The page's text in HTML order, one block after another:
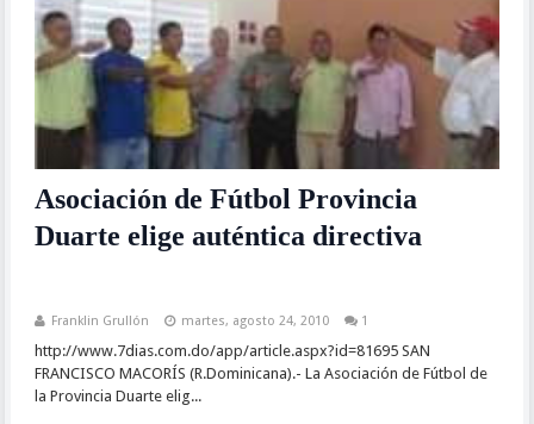
Asociación de Fútbol Provincia
Duarte elige auténtica directiva
Franklin Grullón martes, agosto 24, 2010 1
http://www.7dias.com.do/app/article.aspx?id=81695 SAN
FRANCISCO MACORÍS (R.Dominicana).- La Asociación de Fútbol de
la Provincia Duarte elig...